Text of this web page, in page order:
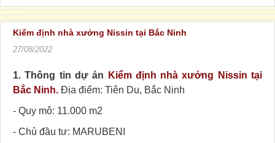
Kiểm định nhà xưởng Nissin tại Bắc Ninh
27/08/2022
1. Thông tin dự án
Kiểm định nhà xưởng Nissin tại
Bắc Ninh. Địa điểm: Tiên Du, Bắc Ninh
- Quy mô: 11.000 m2
- Chủ đầu tư: MARUBENI